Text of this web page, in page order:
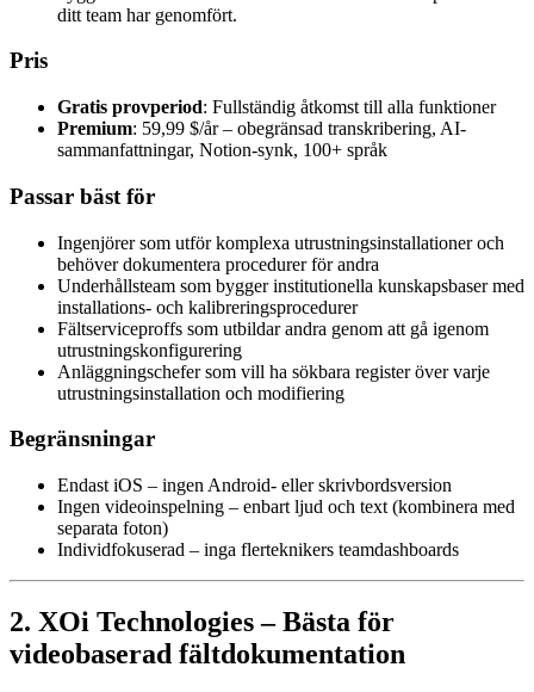
ditt team har genomfört.
Pris
Gratis provperiod: Fullständig åtkomst till alla funktioner
Premium: 59,99 $/år – obegränsad transkribering, AI-
sammanfattningar, Notion-synk, 100+ språk
Passar bäst för
Ingenjörer som utför komplexa utrustningsinstallationer och
behöver dokumentera procedurer för andra
Underhållsteam som bygger institutionella kunskapsbaser med
installations- och kalibreringsprocedurer
Fältserviceproffs som utbildar andra genom att gå igenom
utrustningskonfigurering
Anläggningschefer som vill ha sökbara register över varje
utrustningsinstallation och modifiering
Begränsningar
Endast iOS – ingen Android- eller skrivbordsversion
Ingen videoinspelning – enbart ljud och text (kombinera med
separata foton)
Individfokuserad – inga flerteknikers teamdashboards
2. XOi Technologies – Bästa för
videobaserad fältdokumentation